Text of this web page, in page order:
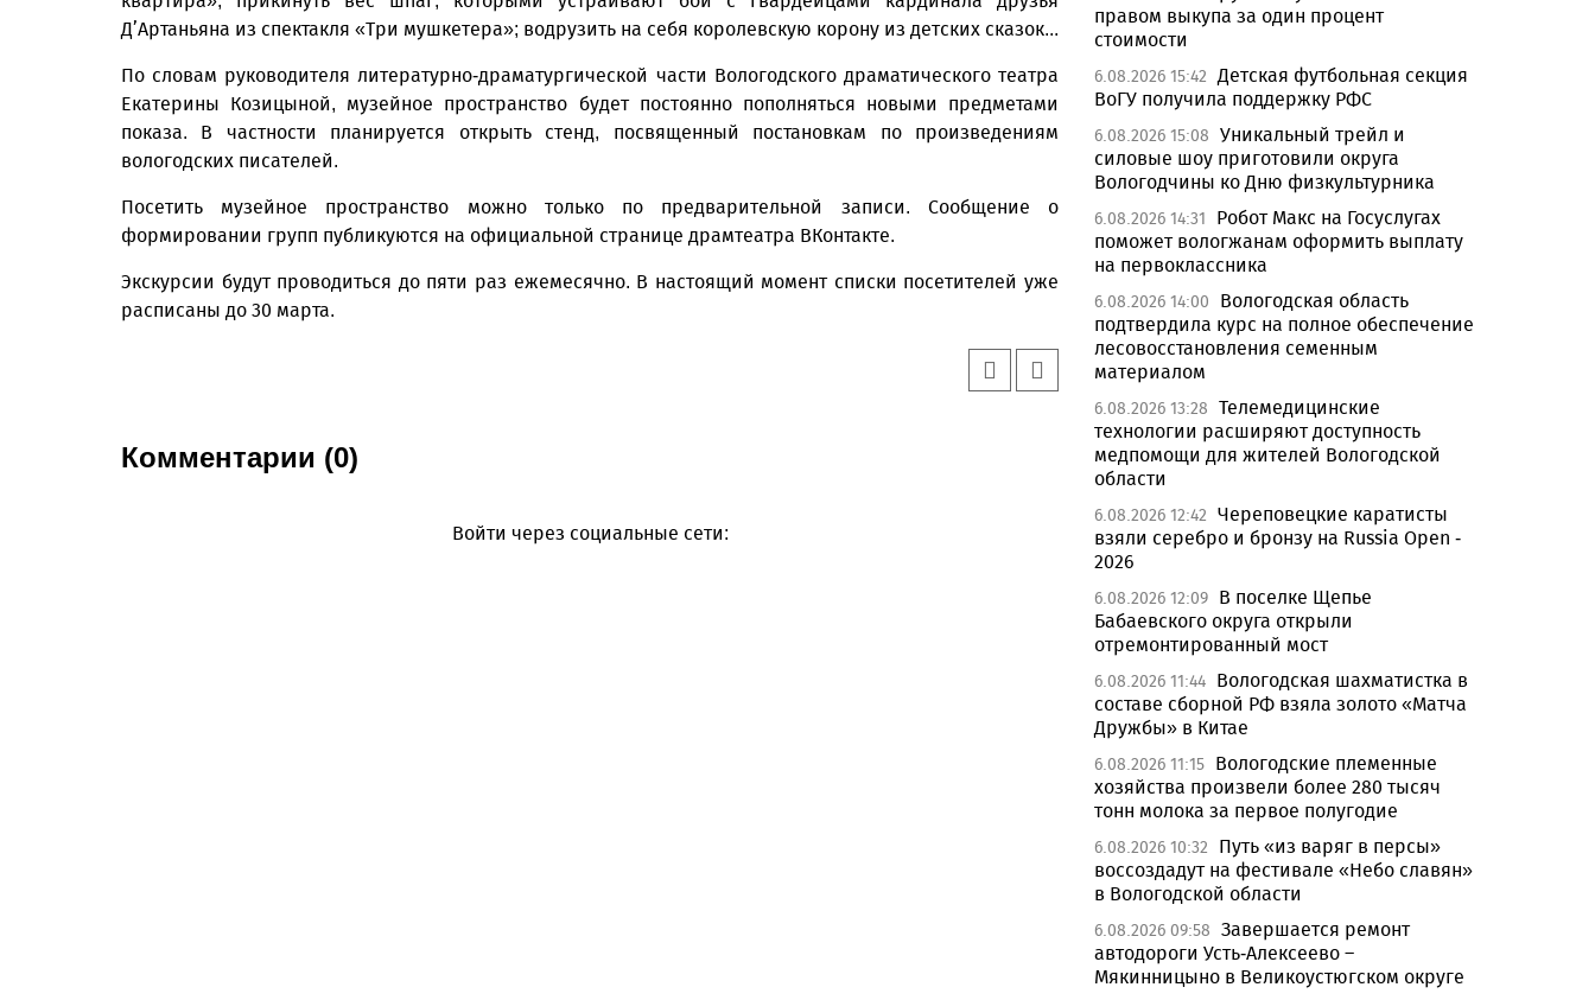
Д’Артаньяна из спектакля «Три мушкетера»; водрузить на себя королевскую корону из детских сказок...
По словам руководителя литературно-драматургической части Вологодского драматического театра
Екатерины Козицыной, музейное пространство будет постоянно пополняться новыми предметами
показа. В частности планируется открыть стенд, посвященный постановкам по произведениям
вологодских писателей.
Посетить музейное пространство можно только по предварительной записи. Сообщение о
формировании групп публикуются на официальной странице драмтеатра ВКонтакте.
Экскурсии будут проводиться до пяти раз ежемесячно. В настоящий момент списки посетителей уже
расписаны до 30 марта.
Комментарии (0)
Войти через социальные сети:
правом выкупа за один процент
стоимости
6.08.2026 15:42 Детская футбольная секция
ВоГУ получила поддержку РФС
6.08.2026 15:08 Уникальный трейл и
силовые шоу приготовили округа
Вологодчины ко Дню физкультурника
6.08.2026 14:31
Робот Макс на Госуслугах
поможет вологжанам оформить выплату
на первоклассника
6.08.2026 14:00
Вологодская область
подтвердила курс на полное обеспечение
лесовосстановления семенным
материалом
6.08.2026 13:28 Телемедицинские
технологии расширяют доступность
медпомощи для жителей Вологодской
области
6.08.2026 12:42 Череповецкие каратисты
взяли серебро и бронзу на Russia Open -
2026
6.08.2026 12:09 В поселке Щепье
Бабаевского округа открыли
отремонтированный мост
6.08.2026 11:44 Вологодская шахматистка в
составе сборной РФ взяла золото «Матча
Дружбы» в Китае
6.08.2026 11:15 Вологодские племенные
хозяйства произвели более 280 тысяч
тонн молока за первое полугодие
6.08.2026 10:32
Путь «из варяг в персы»
воссоздадут на фестивале «Небо славян»
в Вологодской области
6.08.2026 09:58 Завершается ремонт
автодороги Усть-Алексеево –
Мякинницыно в Великоустюгском округе